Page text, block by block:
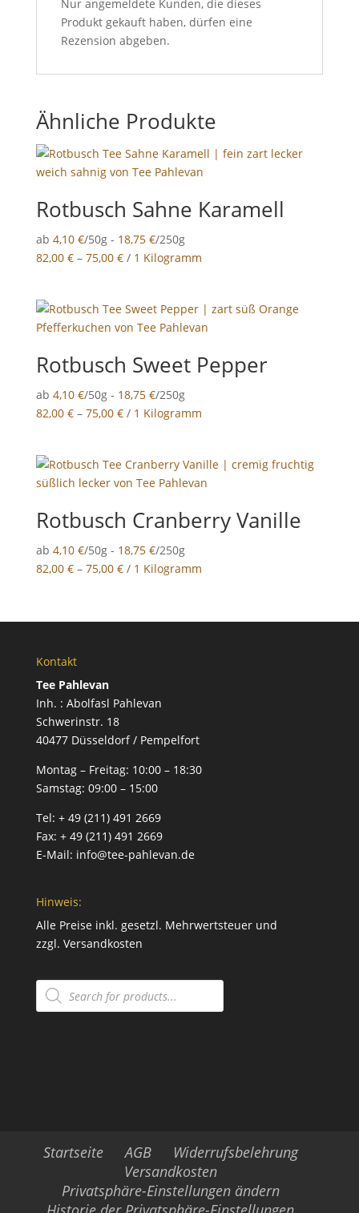
Nur angemeldete Kunden, die dieses
Produkt gekauft haben, dürfen eine
Rezension abgeben.
Ähnliche Produkte
Rotbusch Sahne Karamell
ab 4,10 €/50g - 18,75 €/250g
82,00 €– 75,00 €/ 1 Kilogramm
Rotbusch Sweet Pepper
ab 4,10 €/50g - 18,75 €/250g
82,00 €– 75,00 €/ 1 Kilogramm
Rotbusch Cranberry Vanille
ab 4,10 €/50g - 18,75 €/250g
82,00 €– 75,00 €/ 1 Kilogramm
Kontakt
Tee Pahlevan
Inh. : Abolfasl Pahlevan
Schwerinstr. 18
40477 Düsseldorf / Pempelfort
Montag – Freitag: 10:00 – 18:30
Samstag: 09:00 – 15:00
Tel: + 49 (211) 491 2669
Fax: + 49 (211) 491 2669
E-Mail: info@tee-pahlevan.de
Hinweis:
Alle Preise inkl. gesetzl. Mehrwertsteuer und
zzgl. Versandkosten
Products
search
Startseite AGB
Widerrufsbelehrung
Versandkosten
Privatsphäre-Einstellungen ändern